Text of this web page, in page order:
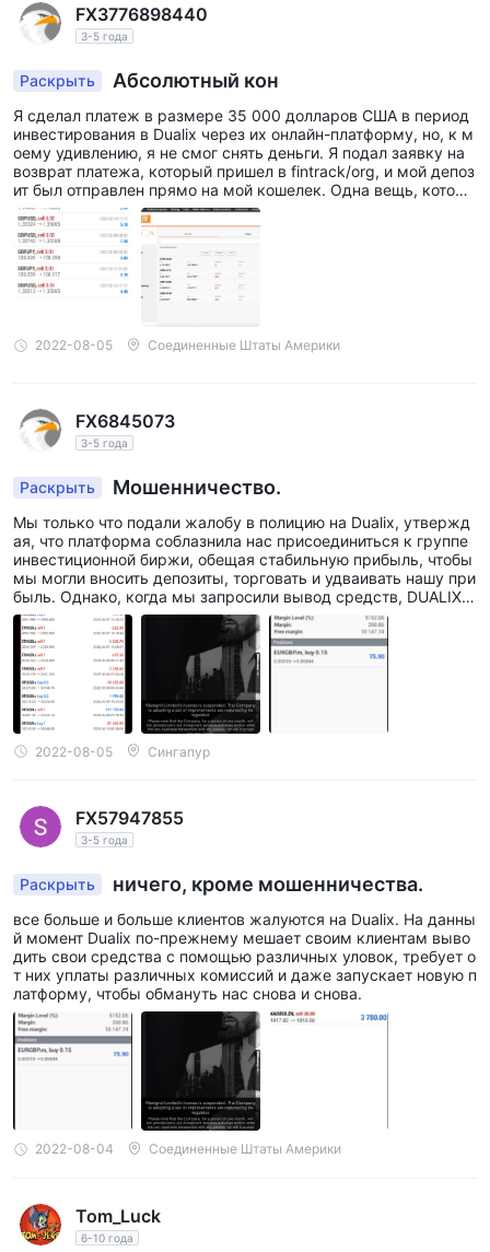
FX3776898440
3-5 года
Раскрыть Абсолютный кон
Я сделал платеж в размере 35 000 долларов США в период
инвестирования в Dualix через их онлайн-платформу, но, к м
оему удивлению, я не смог снять деньги. Я подал заявку на
возврат платежа, который пришел в fintrack/org, и мой депоз
ит был отправлен прямо на мой кошелек. Одна вещь, котору
ю я никогда не понимал. было то, как менеджер по работе с
клиентами совершал сделки без моего согласия, но когда я
попросил вывести прибыль, они по очереди сказали, что мо
й банк неисправен, или я был помечен как отмыватель дене
г.
2022-08-05 Соединенные Штаты Америки
FX6845073
3-5 года
Раскрыть Мошенничество.
Мы только что подали жалобу в полицию на Dualix, утвержд
ая, что платформа соблазнила нас присоединиться к группе
инвестиционной биржи, обещая стабильную прибыль, чтобы
мы могли вносить депозиты, торговать и удваивать нашу при
быль. Однако, когда мы запросили вывод средств, DUALIX п
отребовал оплаты по ряду причин, таких как продолжение в
несения 20 000 долларов США для закрытия нашей позиции
и уплата 25-процентного налога, в конце концов, мы все ещ
е не могли вывести наши средства, которые в настоящее вр
емя работают с Assetsclaimback Advisor.
2022-08-05 Сингапур
FX57947855
3-5 года
Раскрыть ничего, кроме мошенничества.
все больше и больше клиентов жалуются на Dualix. На данны
й момент Dualix по-прежнему мешает своим клиентам выво
дить свои средства с помощью различных уловок, требует о
т них уплаты различных комиссий и даже запускает новую п
латформу, чтобы обмануть нас снова и снова.
2022-08-04 Соединенные Штаты Америки
Tom_Luck
6-10 года